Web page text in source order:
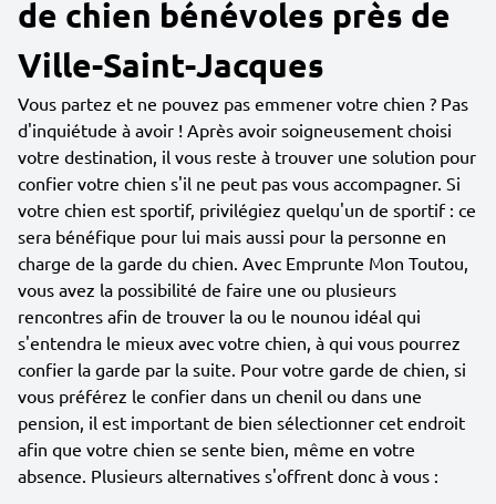
de chien bénévoles près de
Ville-Saint-Jacques
Vous partez et ne pouvez pas emmener votre chien ? Pas
d'inquiétude à avoir ! Après avoir soigneusement choisi
votre destination, il vous reste à trouver une solution pour
confier votre chien s'il ne peut pas vous accompagner. Si
votre chien est sportif, privilégiez quelqu'un de sportif : ce
sera bénéfique pour lui mais aussi pour la personne en
charge de la garde du chien. Avec Emprunte Mon Toutou,
vous avez la possibilité de faire une ou plusieurs
rencontres afin de trouver la ou le nounou idéal qui
s'entendra le mieux avec votre chien, à qui vous pourrez
confier la garde par la suite. Pour votre garde de chien, si
vous préférez le confier dans un chenil ou dans une
pension, il est important de bien sélectionner cet endroit
afin que votre chien se sente bien, même en votre
absence. Plusieurs alternatives s'offrent donc à vous :